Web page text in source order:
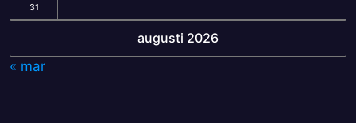
augusti 2026
31
« mar